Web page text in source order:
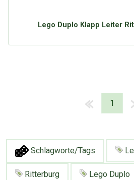
Lego Duplo Klapp Leiter
1
Schlagworte/Tags
Ritterburg Lego Duplo